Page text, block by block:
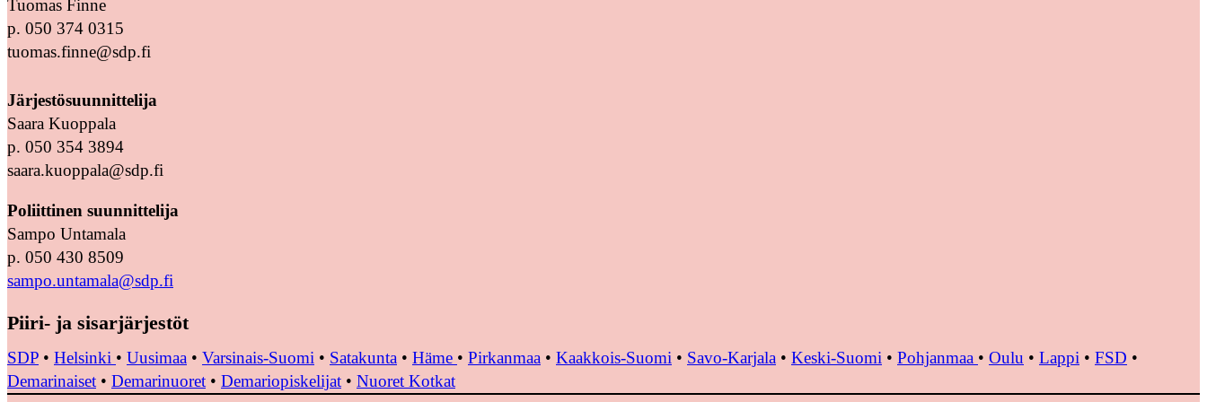
Tuomas Finne
p. 050 374 0315
tuomas.finne@sdp.fi
Järjestösuunnittelija
Saara Kuoppala
p. 050 354 3894
saara.kuoppala@sdp.fi
Poliittinen suunnittelija
Sampo Untamala
p. 050 430 8509
sampo.untamala@sdp.fi
Piiri- ja sisarjärjestöt
SDP • Helsinki • Uusimaa • Varsinais-Suomi • Satakunta • Häme • Pirkanmaa • Kaakkois-Suomi • Savo-Karjala • Keski-Suomi • Pohjanmaa • Oulu • Lappi • FSD •
Demarinaiset • Demarinuoret • Demariopiskelijat • Nuoret Kotkat